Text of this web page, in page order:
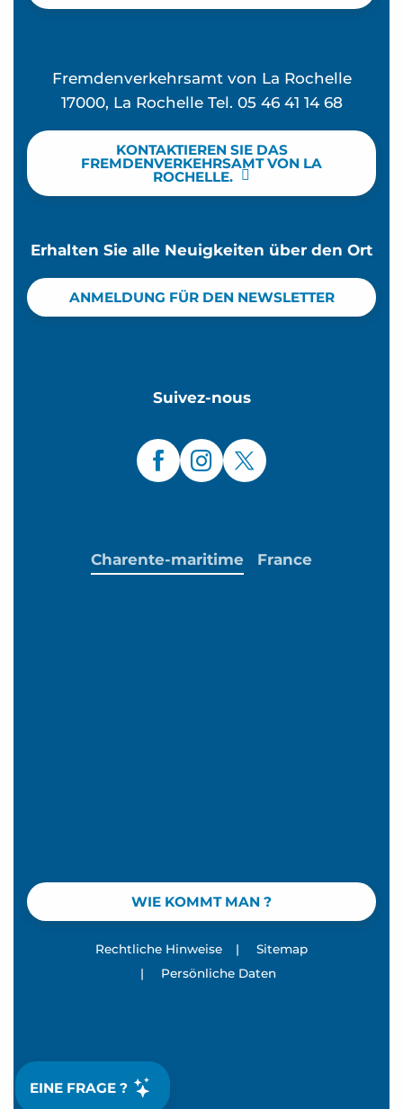
EINE FRAGE ?
Fremdenverkehrsamt von La Rochelle
17000, La Rochelle Tel. 05 46 41 14 68
KONTAKTIEREN SIE DAS
FREMDENVERKEHRSAMT VON LA
ROCHELLE.
Erhalten Sie alle Neuigkeiten über den Ort
ANMELDUNG FÜR DEN NEWSLETTER
Suivez-nous
WIE KOMMT MAN ?
Charente-maritime France
Rechtliche Hinweise |
Sitemap
|
Persönliche Daten